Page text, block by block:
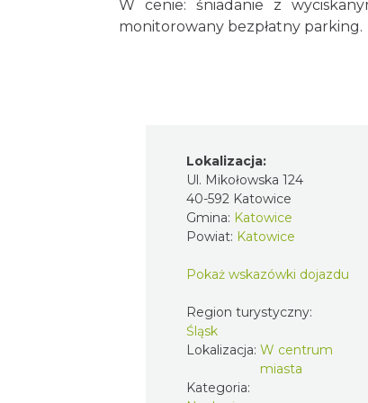
W cenie: śniadanie z
monitorowany bezpłatny parking.
Lokalizacja:
Ul. Mikołowska 124
40-592 Katowice
Gmina: Katowice
Powiat: Katowice
Pokaż wskazówki dojazdu
Region turystyczny:
Śląsk
Lokalizacja: W centrum
miasta
Kategoria: